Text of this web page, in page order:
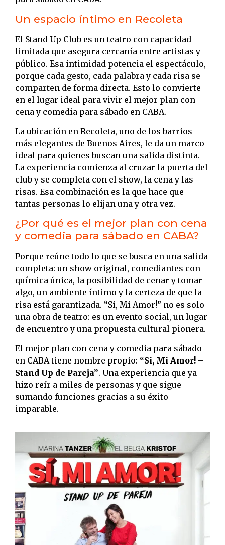
Un espacio íntimo en Recoleta
El Stand Up Club es un teatro con capacidad
limitada que asegura cercanía entre artistas y
público. Esa intimidad potencia el espectáculo,
porque cada gesto, cada palabra y cada risa se
comparten de forma directa. Esto lo convierte
en el lugar ideal para vivir el mejor plan con
cena y comedia para sábado en CABA.
La ubicación en Recoleta, uno de los barrios
más elegantes de Buenos Aires, le da un marco
ideal para quienes buscan una salida distinta.
La experiencia comienza al cruzar la puerta del
club y se completa con el show, la cena y las
risas. Esa combinación es la que hace que
tantas personas lo elijan una y otra vez.
¿Por qué es el mejor plan con cena
y comedia para sábado en CABA?
Porque reúne todo lo que se busca en una salida
completa: un show original, comediantes con
química única, la posibilidad de cenar y tomar
algo, un ambiente íntimo y la certeza de que la
risa está garantizada. “Si, Mi Amor!” no es solo
una obra de teatro: es un evento social, un lugar
de encuentro y una propuesta cultural pionera.
El mejor plan con cena y comedia para sábado
en CABA tiene nombre propio: “Si, Mi Amor! –
Stand Up de Pareja”. Una experiencia que ya
hizo reír a miles de personas y que sigue
sumando funciones gracias a su éxito
imparable.